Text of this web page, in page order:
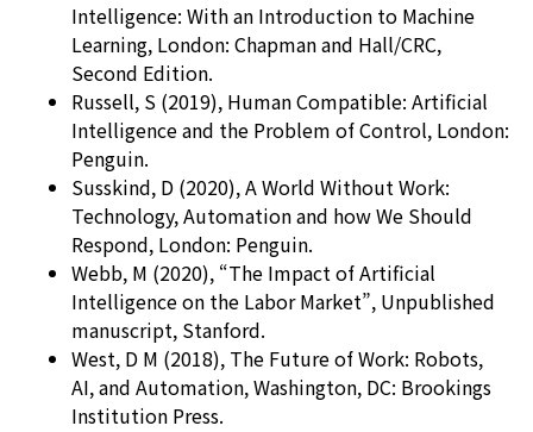
Intelligence: With an Introduction to Machine
Learning, London: Chapman and Hall/CRC,
Second Edition.
Russell, S (2019), Human Compatible: Artificial
Intelligence and the Problem of Control, London:
Penguin.
Susskind, D (2020), A World Without Work:
Technology, Automation and how We Should
Respond, London: Penguin.
Webb, M (2020), “The Impact of Artificial
Intelligence on the Labor Market”, Unpublished
manuscript, Stanford.
West, D M (2018), The Future of Work: Robots,
AI, and Automation, Washington, DC: Brookings
Institution Press.